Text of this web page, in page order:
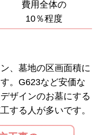
費用全体の
10％程度
、墓地の区画面積に
。G623など安価な
ザインのお墓にする
する人が多いです。